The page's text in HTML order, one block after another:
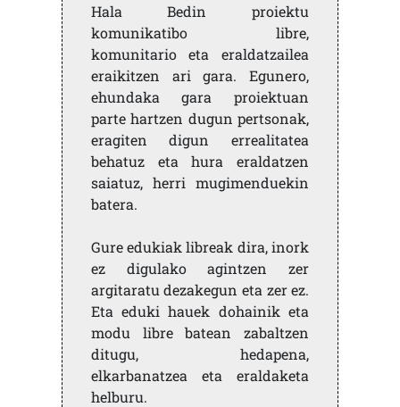
Hala Bedin proiektu
komunikatibo libre,
komunitario eta eraldatzailea
eraikitzen ari gara. Egunero,
ehundaka gara proiektuan
parte hartzen dugun pertsonak,
eragiten digun errealitatea
behatuz eta hura eraldatzen
saiatuz, herri mugimenduekin
batera.
Gure edukiak libreak dira, inork
ez digulako agintzen zer
argitaratu dezakegun eta zer ez.
Eta eduki hauek dohainik eta
modu libre batean zabaltzen
ditugu, hedapena,
elkarbanatzea eta eraldaketa
helburu.